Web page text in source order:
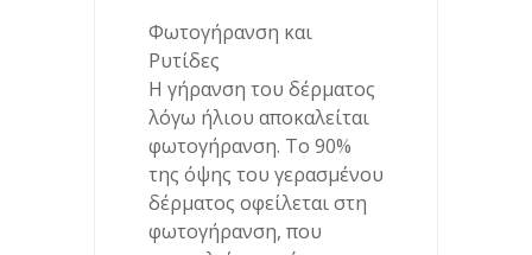
Φωτογήρανση και
Ρυτίδες
Η γήρανση του δέρματος
λόγω ήλιου αποκαλείται
φωτογήρανση. Το 90%
της όψης του γερασμένου
δέρματος οφείλεται στη
φωτογήρανση, που